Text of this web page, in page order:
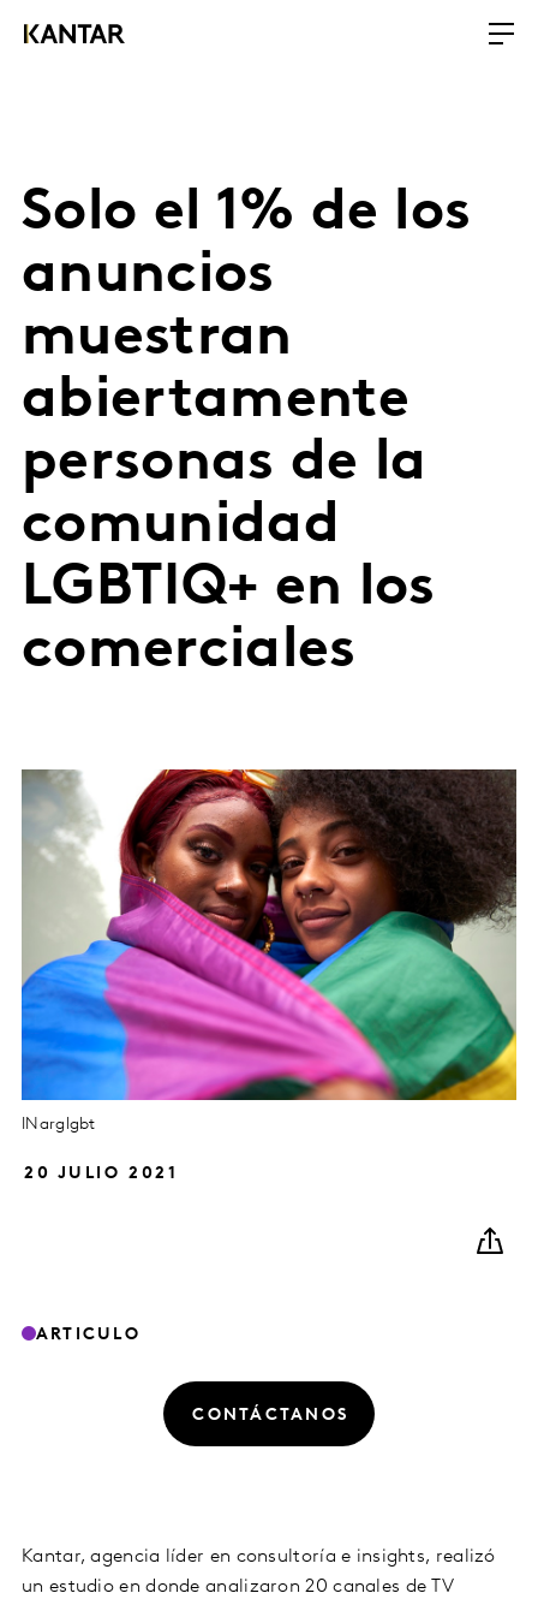
Solo el 1% de los
anuncios
muestran
abiertamente
personas de la
comunidad
LGBTIQ+ en los
comerciales
INarglgbt
20 JULIO 2021
ARTICULO
CONTÁCTANOS
Kantar, agencia líder en consultoría e insights, realizó
un estudio en donde analizaron 20 canales de TV